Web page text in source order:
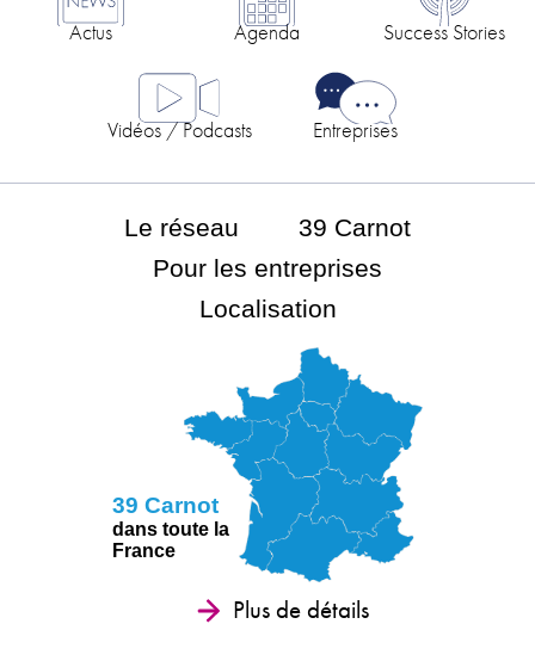
Actus Agenda Success Stories
Vidéos / Podcasts Entreprises
Le réseau
39 Carnot
Pour les entreprises
Localisation
39 Carnot
dans toute la
France
Plus de détails